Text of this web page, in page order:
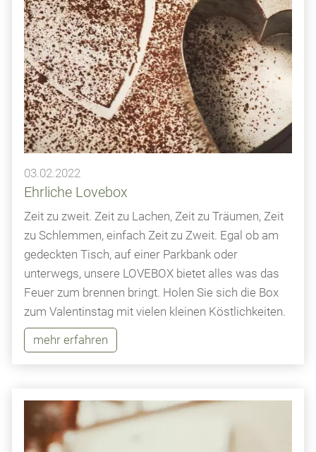
03.02.2022
Ehrliche Lovebox
Zeit zu zweit. Zeit zu Lachen, Zeit zu Träumen, Zeit
zu Schlemmen, einfach Zeit zu Zweit. Egal ob am
gedeckten Tisch, auf einer Parkbank oder
unterwegs, unsere LOVEBOX bietet alles was das
Feuer zum brennen bringt. Holen Sie sich die Box
zum Valentinstag mit vielen kleinen Köstlichkeiten.
mehr erfahren